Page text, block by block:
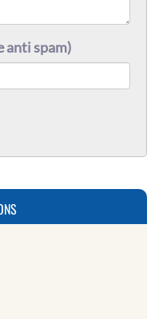
anti spam)